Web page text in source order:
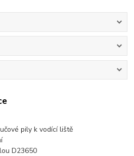
pily k vodící liště
D23650